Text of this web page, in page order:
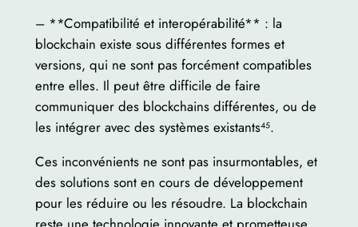
– **Compatibilité et interopérabilité** : la
blockchain existe sous différentes formes et
versions, qui ne sont pas forcément compatibles
entre elles. Il peut être difficile de faire
communiquer des blockchains différentes, ou de
les intégrer avec des systèmes existants⁴⁵.
Ces inconvénients ne sont pas insurmontables, et
des solutions sont en cours de développement
pour les réduire ou les résoudre. La blockchain